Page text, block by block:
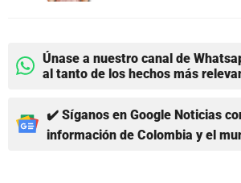
Únase a nuestro canal de
al tanto de los hechos más
✔️ Síganos en Google Noticias
información de Colombia y el